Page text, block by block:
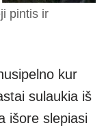
pintis ir
kur
sulaukia iš
išore slepiasi